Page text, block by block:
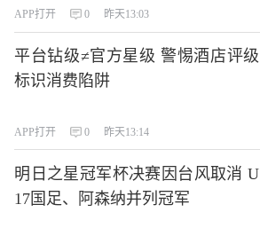
APP打开 0 昨天13:03
平台钻级≠官方星级 警惕酒店评级
标识消费陷阱
APP打开 0 昨天13:14
明日之星冠军杯决赛因台风取消 U
17国足、阿森纳并列冠军